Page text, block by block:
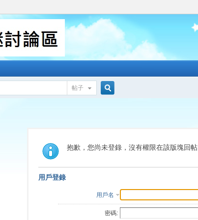
帖子
索
抱歉，您尚未登錄，沒有權限在該版塊回帖
用戶登錄
用戶名
密碼: